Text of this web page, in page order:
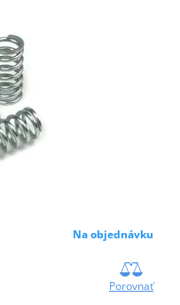
Na objednávku
Porovnať